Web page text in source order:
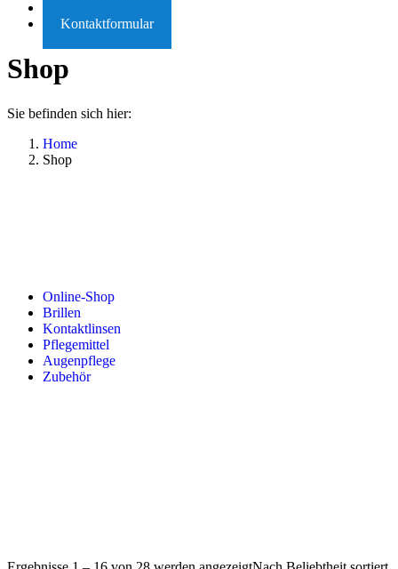
Kontaktformular
Shop
Sie befinden sich hier:
Home
Shop
Online-Shop
Brillen
Kontaktlinsen
Pflegemittel
Augenpflege
Zubehör